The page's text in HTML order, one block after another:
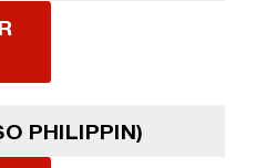
PHILIPPIN)